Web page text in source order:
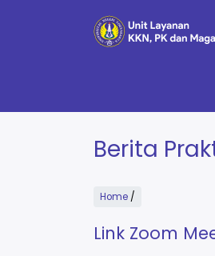
Berita
Home /
Link Zoom